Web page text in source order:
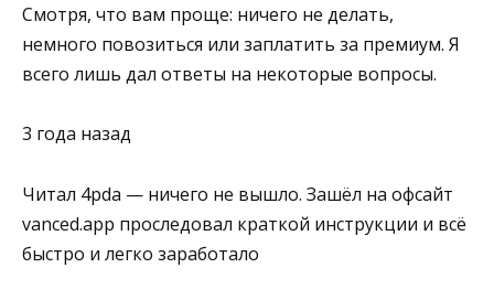
Смотря, что вам проще: ничего не делать,
немного повозиться или заплатить за премиум. Я
всего лишь дал ответы на некоторые вопросы.
3 года назад
Читал 4pda — ничего не вышло. Зашёл на офсайт
vanced.app проследовал краткой инструкции и всё
быстро и легко заработало